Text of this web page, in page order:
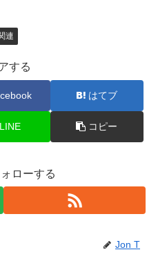
連
する
はてブ
LINE コピー
ローする
Jon T